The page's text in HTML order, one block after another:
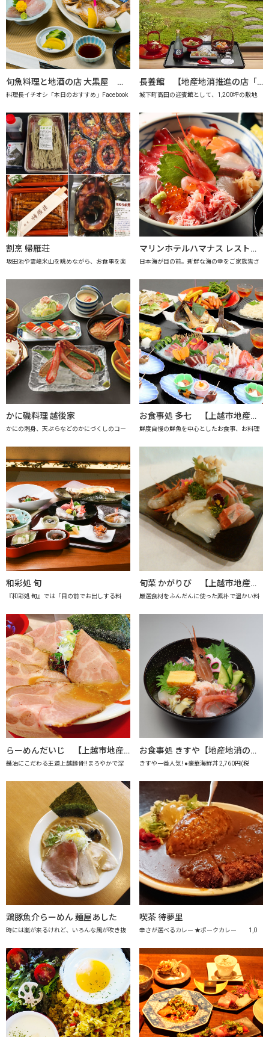
旬魚料理と地酒の店 大黒屋 【地産地消推進の店「プレミアム認定店」】
料理長イチオシ「本日のおすすめ」Facebook
長養館 【地産地消推進の店「プレミアム認定店」】
城下町高田の迎賓館として、1,200坪の敷地
割烹 帰雁荘
坂田池や霊峰米山を眺めながら、お食事を楽
マリンホテルハマナス レストラン海月【地産地消推進の店「プレミアム認定店」】
日本海が目の前。新鮮な海の幸をご家族皆さ
かに磯料理 越後家
かにの刺身、天ぷらなどのかにづくしのコー
お食事処 多七 【上越市地産地消推進の店認定店】
鮮度自慢の鮮魚を中心としたお食事、お料理
和彩処 旬
『和彩処 旬』では「目の前でお出しする料
旬菜 かがりび 【上越市地産地消推進の店認定店】
厳選食材をふんだんに使った素朴で温かい料
らーめんだいじ 【上越市地産地消推進の店認定店】
醤油にこだわる王道上越豚骨!!まろやかで深
お食事処 きすや【地産地消の店認定店】
きすや一番人気! ●豪華海鮮丼 2,760円(税
鶏豚魚介らーめん 麺屋あした
時には嵐が来るけれど、いろんな風が吹き抜
喫茶 待夢里
辛さが選べるカレー ★ポークカレー 1,0